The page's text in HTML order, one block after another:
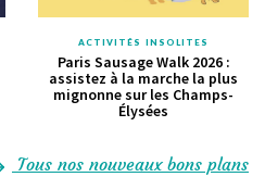
ACTIVITÉS INSOLITES
Paris Sausage Walk 2026 :
assistez à la marche la plus
mignonne sur les Champs-
Élysées
Tous nos nouveaux bons plans